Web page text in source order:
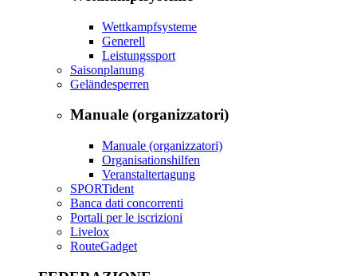
Wettkampfsysteme
Generell
Leistungssport
Saisonplanung
Geländesperren
Manuale (organizzatori)
Manuale (organizzatori)
Organisationshilfen
Veranstaltertagung
SPORTident
Banca dati concorrenti
Portali per le iscrizioni
Livelox
RouteGadget